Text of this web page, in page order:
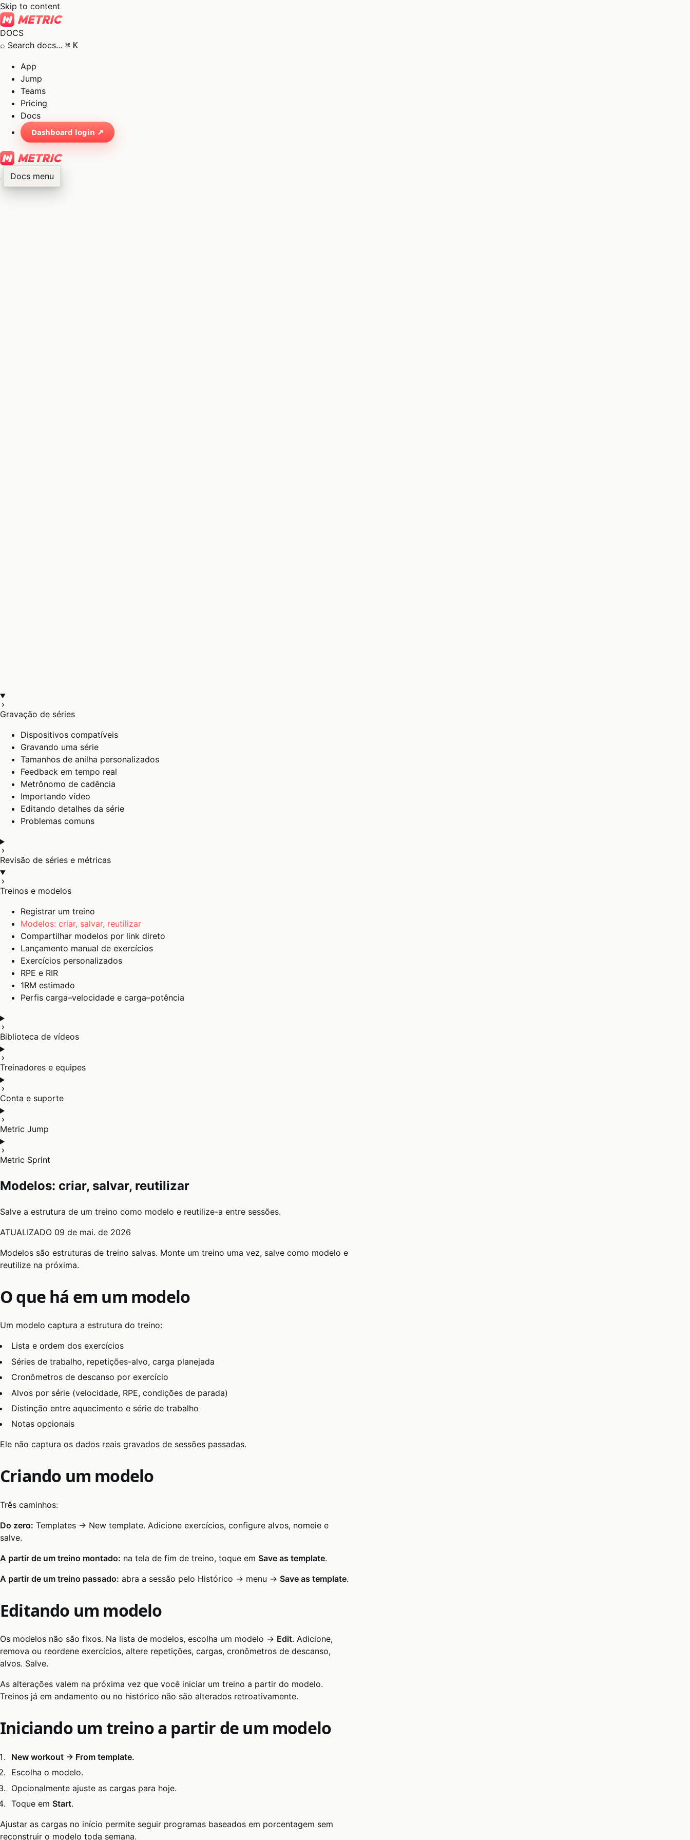
Skip to content
DOCS
⌕ Search docs… ⌘ K
App
Jump
Teams
Pricing
Docs
Dashboard login ↗
Docs menu
Gravação de séries
Dispositivos compatíveis
Gravando uma série
Tamanhos de anilha personalizados
Feedback em tempo real
Metrônomo de cadência
Importando vídeo
Editando detalhes da série
Problemas comuns
Revisão de séries e métricas
Treinos e modelos
Registrar um treino
Modelos: criar, salvar, reutilizar
Compartilhar modelos por link direto
Lançamento manual de exercícios
Exercícios personalizados
RPE e RIR
1RM estimado
Perfis carga–velocidade e carga–potência
Biblioteca de vídeos
Treinadores e equipes
Conta e suporte
Metric Jump
Metric Sprint
Modelos: criar, salvar, reutilizar
Salve a estrutura de um treino como modelo e reutilize-a entre sessões.
ATUALIZADO 09 de mai. de 2026
Modelos são estruturas de treino salvas. Monte um treino uma vez, salve como modelo e
reutilize na próxima.
O que há em um modelo
Um modelo captura a estrutura do treino:
Lista e ordem dos exercícios
Séries de trabalho, repetições-alvo, carga planejada
Cronômetros de descanso por exercício
Alvos por série (velocidade, RPE, condições de parada)
Distinção entre aquecimento e série de trabalho
Notas opcionais
Ele não captura os dados reais gravados de sessões passadas.
Criando um modelo
Três caminhos:
Do zero: Templates → New template. Adicione exercícios, configure alvos, nomeie e
salve.
A partir de um treino montado: na tela de fim de treino, toque em Save as template.
A partir de um treino passado: abra a sessão pelo Histórico → menu → Save as template.
Editando um modelo
Os modelos não são fixos. Na lista de modelos, escolha um modelo → Edit. Adicione,
remova ou reordene exercícios, altere repetições, cargas, cronômetros de descanso,
alvos. Salve.
As alterações valem na próxima vez que você iniciar um treino a partir do modelo.
Treinos já em andamento ou no histórico não são alterados retroativamente.
Iniciando um treino a partir de um modelo
New workout → From template.
Escolha o modelo.
Opcionalmente ajuste as cargas para hoje.
Toque emStart.
Ajustar as cargas no início permite seguir programas baseados em porcentagem sem
reconstruir o modelo toda semana.